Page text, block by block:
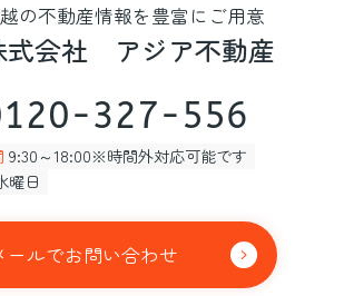
の不動産情報を豊富にご用意
式会社 アジア不動産
327-556
9:30～18:00※時間外対応可能です
曜日
ールでお問い合わせ